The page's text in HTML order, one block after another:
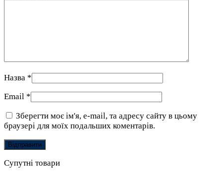
Назва *
Email *
Зберегти моє ім'я, e-mail, та адресу сайту в цьому
браузері для моїх подальших коментарів.
Супутні товари